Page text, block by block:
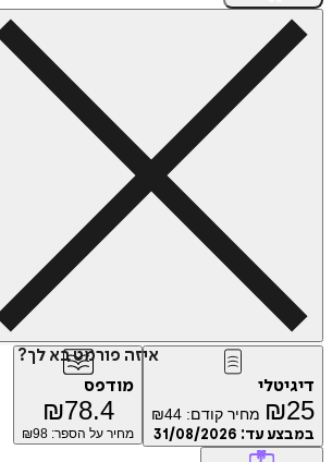
איזה פורמט בא לך?
₪ מחיר קודם: ₪44
עד:31/08/2026
מודפס
₪78.4
מחיר על הספר: ₪98